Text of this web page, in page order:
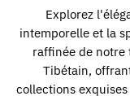
Explorez
intemporelle et la
raffinée de notre
Tibétain,
collections